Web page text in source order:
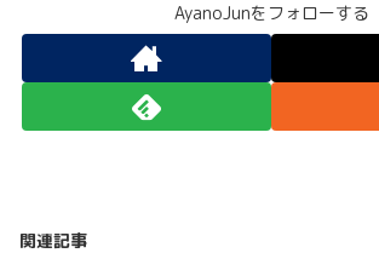
AyanoJunをフォローする
関連記事